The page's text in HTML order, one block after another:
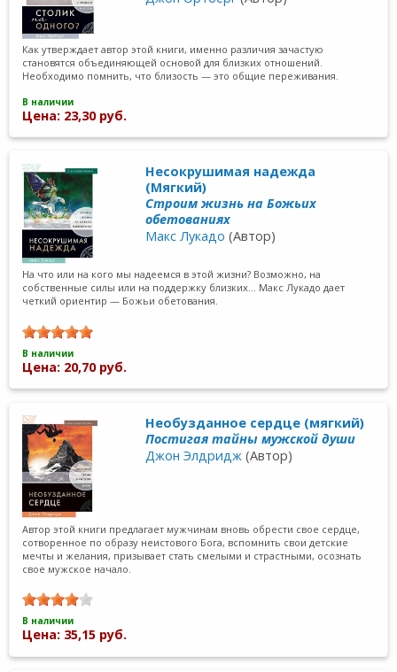
Как утверждает автор этой книги, именно различия зачастую
становятся объединяющей основой для близких отношений.
Необходимо помнить, что близость — это общие переживания.
В наличии
Цена: 23,30 руб.
Несокрушимая надежда
(Мягкий)
Строим жизнь на Божьих
обетованиях
Макс Лукадо (Автор)
На что или на кого мы надеемся в этой жизни? Возможно, на
собственные силы или на поддержку близких… Макс Лукадо дает
четкий ориентир — Божьи обетования.
В наличии
Цена: 20,70 руб.
Необузданное сердце (мягкий)
Постигая тайны мужской души
Джон Элдридж (Автор)
Автор этой книги предлагает мужчинам вновь обрести свое сердце,
сотворенное по образу неистового Бога, вспомнить свои детские
мечты и желания, призывает стать смелыми и страстными, осознать
свое мужское начало.
В наличии
Цена: 35,15 руб.